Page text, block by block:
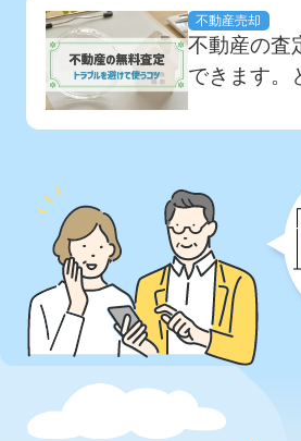
成功させる
か」など、
一括査定サ
不動産会社
頼できる
不動産をよ
に、...
不動産売却
不動産の査
できます。
そうなのが
めらわれて
ではないで
動産査定が
は何か裏が
と不安に思
しれません